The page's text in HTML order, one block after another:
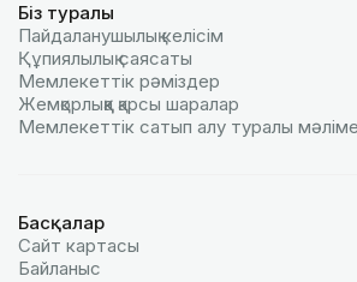
Біз туралы
Пайдаланушылық келiciм
Құпиялылық саясаты
Мемлекеттік рәміздер
Жемқорлыққа қарсы шаралар
Мемлекеттік сатып алу туралы
Басқалар
Сайт картасы
Байланыс